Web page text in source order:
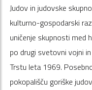
Judov in judovske
kulturno-gospodarski
uničenje skupnosti med
po drugi svetovni vojni
Trstu leta 1969.
pokopališču goriške